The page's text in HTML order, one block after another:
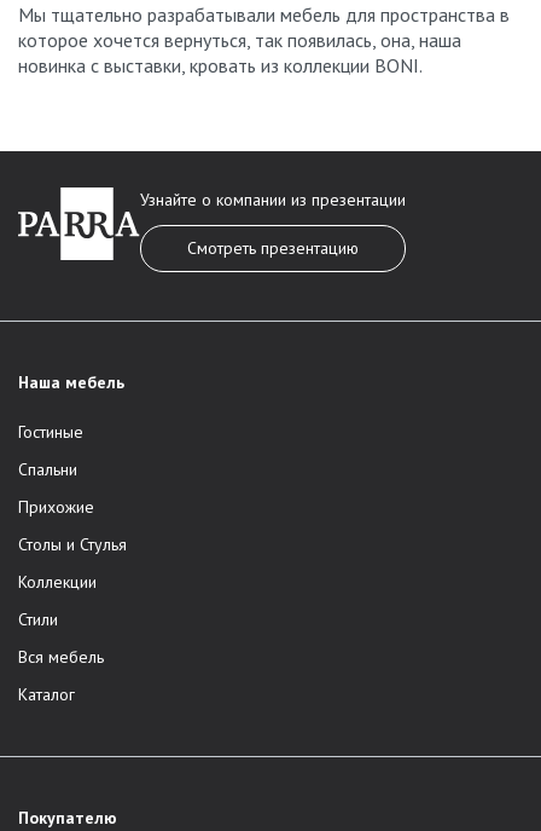
Мы тщательно разрабатывали мебель для пространства в
которое хочется вернуться, так появилась, она, наша
новинка с выставки, кровать из коллекции BONI.
Наша мебель
Гостиные
Спальни
Прихожие
Столы и Стулья
Коллекции
Стили
Вся мебель
Каталог
Покупателю
Узнайте о компании из презентации
Смотреть презентацию